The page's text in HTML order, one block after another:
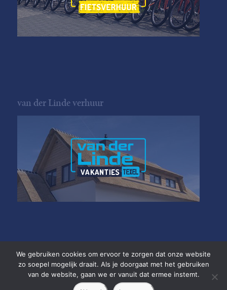
van der Linde verhuur
Copyright van der Linde Texel •
We gebruiken cookies om ervoor te zorgen dat onze website
zo soepel mogelijk draait. Als je doorgaat met het gebruiken
van de website, gaan we er vanuit dat ermee instemt.